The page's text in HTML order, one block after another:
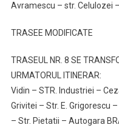
Avramescu – str. Celulozei
TRASEE MODIFICATE
TRASEUL NR. 8 SE
URMATORUL ITINERAR:
Vidin – STR. Industriei –
Grivitei – Str. E. Grigorescu
– Str. Pietatii – Autogara